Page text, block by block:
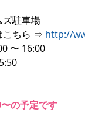
ズ駐車場
ちら ⇒ http://
〜 16:00
の予定です